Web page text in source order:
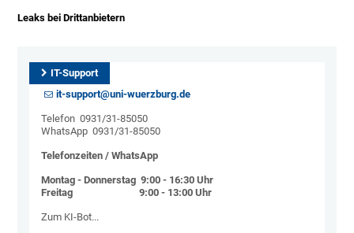
Leaks bei Drittanbietern
IT-Support
it-support@uni-wuerzburg.de
Telefon 0931/31-85050
WhatsApp 0931/31-85050
Telefonzeiten / WhatsApp
Montag - Donnerstag 9:00 - 16:30 Uhr
Freitag 9:00 - 13:00 Uhr
Zum KI-Bot...